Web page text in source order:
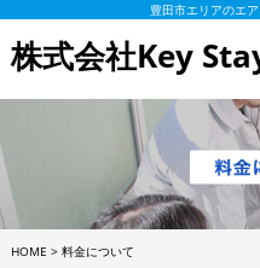
豊田市エリアのエ
株式会社Key
HOME > 料金について